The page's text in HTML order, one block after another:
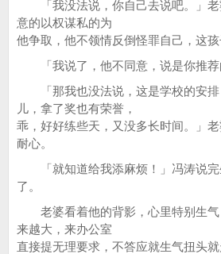
「我没法说，你自己去说吧。」老
意的以权谋私的为
他争取，他不领情反倒怪罪自己，这孩
「我说了，他不同意，说是你推荐
「那我也没法说，这是学校的安排
儿，拿了奖也有荣誉，
乖，好好练些天，又没多长时间。」
耐心。
「就知道给我添麻烦！」冯涛说完
了。
老婆看着他的背影，心里特别生气
来越大，来办公室
直接提无理要求，不答应就生气扭头就